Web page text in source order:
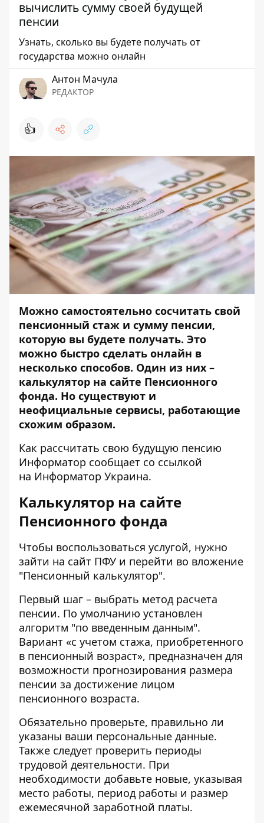
вычислить сумму своей будущей
пенсии
Узнать, сколько вы будете получать от
государства можно онлайн
Антон Мачула
РЕДАКТОР
👍
Можно самостоятельно сосчитать свой
пенсионный стаж и сумму пенсии,
которую вы будете получать. Это
можно быстро сделать онлайн в
несколько способов. Один из них –
калькулятор на сайте Пенсионного
фонда. Но существуют и
неофициальные сервисы, работающие
схожим образом.
Как рассчитать свою будущую пенсию
Информатор сообщает со ссылкой
на Информатор Украина.
Калькулятор на сайте
Пенсионного фонда
Чтобы воспользоваться услугой, нужно
зайти на сайт ПФУ и перейти во вложение
"Пенсионный калькулятор".
Первый шаг – выбрать метод расчета
пенсии. По умолчанию установлен
алгоритм "по введенным данным".
Вариант «с учетом стажа, приобретенного
в пенсионный возраст», предназначен для
возможности прогнозирования размера
пенсии за достижение лицом
пенсионного возраста.
Обязательно проверьте, правильно ли
указаны ваши персональные данные.
Также следует проверить периоды
трудовой деятельности. При
необходимости добавьте новые, указывая
место работы, период работы и размер
ежемесячной заработной платы.